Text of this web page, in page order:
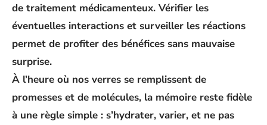
de traitement médicamenteux. Vérifier les
éventuelles interactions et surveiller les réactions
permet de profiter des bénéfices sans mauvaise
surprise.
À l’heure où nos verres se remplissent de
promesses et de molécules, la mémoire reste fidèle
à une règle simple : s’hydrater, varier, et ne pas